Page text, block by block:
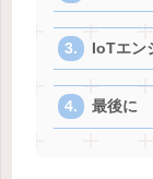
IoTエン
最後に